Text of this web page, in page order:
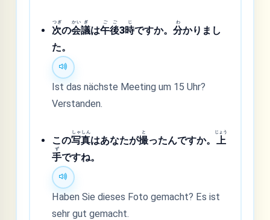
次
つぎ
の会
かい
議
ぎ
は午
ご
後
ご
3時
じ
ですか。分
わ
かりまし
た。
Ist das nächste Meeting um 15 Uhr?
Verstanden.
この写
しゃ
真
しん
はあなたが撮
と
ったんですか。 上
じょう
手
ず
ですね。
Haben Sie dieses Foto gemacht? Es ist
sehr gut gemacht.